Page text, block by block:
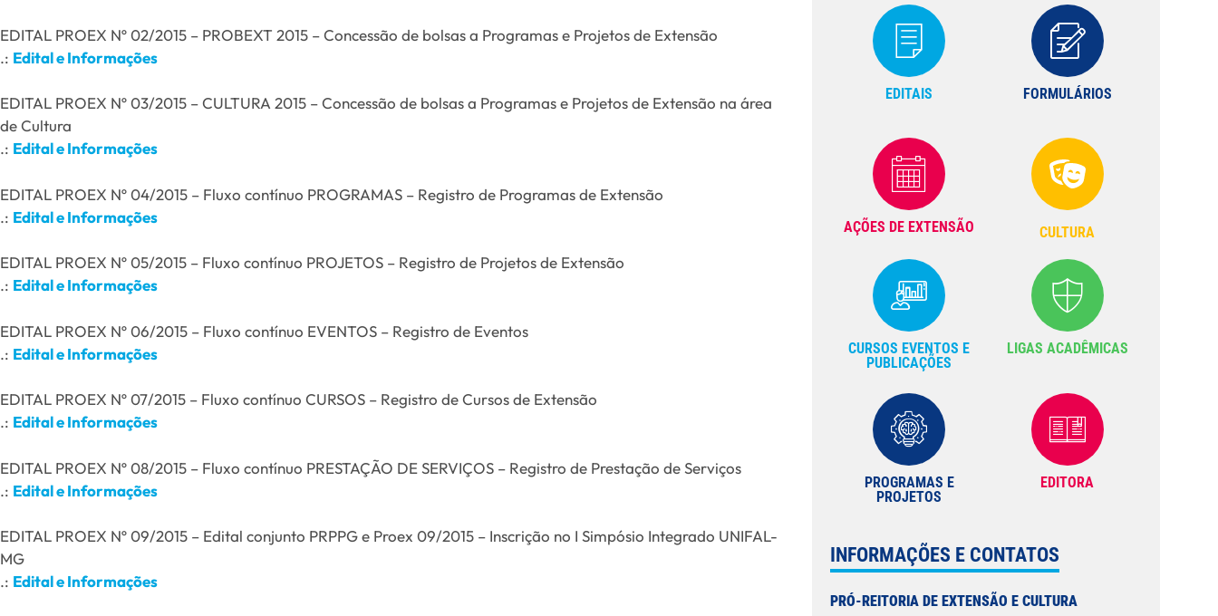
EDITAL PROEX Nº 02/2015 – PROBEXT 2015 – Concessão de bolsas a Programas e Projetos de Extensão
.: Edital e Informações
EDITAL PROEX Nº 03/2015 – CULTURA 2015 – Concessão de bolsas a Programas e Projetos de Extensão na área
de Cultura
.: Edital e Informações
EDITAL PROEX Nº 04/2015 – Fluxo contínuo PROGRAMAS – Registro de Programas de Extensão
.: Edital e Informações
EDITAL PROEX Nº 05/2015 – Fluxo contínuo PROJETOS – Registro de Projetos de Extensão
.: Edital e Informações
EDITAL PROEX Nº 06/2015 – Fluxo contínuo EVENTOS – Registro de Eventos
.: Edital e Informações
EDITAL PROEX Nº 07/2015 – Fluxo contínuo CURSOS – Registro de Cursos de Extensão
.: Edital e Informações
EDITAL PROEX Nº 08/2015 – Fluxo contínuo PRESTAÇÃO DE SERVIÇOS – Registro de Prestação de Serviços
.: Edital e Informações
EDITAL PROEX Nº 09/2015 – Edital conjunto PRPPG e Proex 09/2015 – Inscrição no I Simpósio Integrado UNIFAL-
MG
.: Edital e Informações
EDITAIS FORMULÁRIOS
AÇÕES DE EXTENSÃO CULTURA
CURSOS EVENTOS E
PUBLICAÇÕES
LIGAS ACADÊMICAS
PROGRAMAS E
PROJETOS
EDITORA
INFORMAÇÕES E CONTATOS
PRÓ-REITORIA DE EXTENSÃO E CULTURA